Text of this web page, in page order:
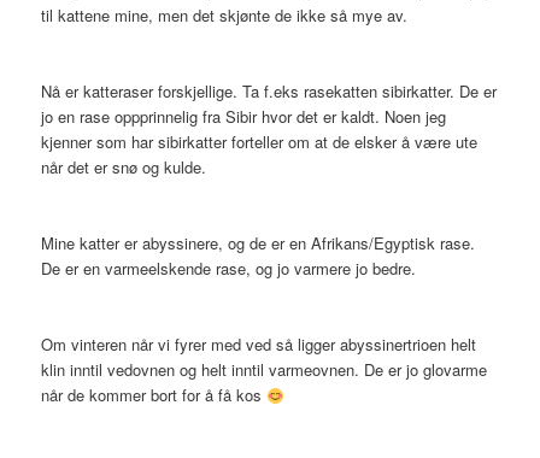
til kattene mine, men det skjønte de ikke så mye av.
Nå er katteraser forskjellige. Ta f.eks rasekatten sibirkatter. De er
jo en rase oppprinnelig fra Sibir hvor det er kaldt. Noen jeg
kjenner som har sibirkatter forteller om at de elsker å være ute
når det er snø og kulde.
Mine katter er abyssinere, og de er en Afrikans/Egyptisk rase.
De er en varmeelskende rase, og jo varmere jo bedre.
Om vinteren når vi fyrer med ved så ligger abyssinertrioen helt
klin inntil vedovnen og helt inntil varmeovnen. De er jo glovarme
når de kommer bort for å få kos